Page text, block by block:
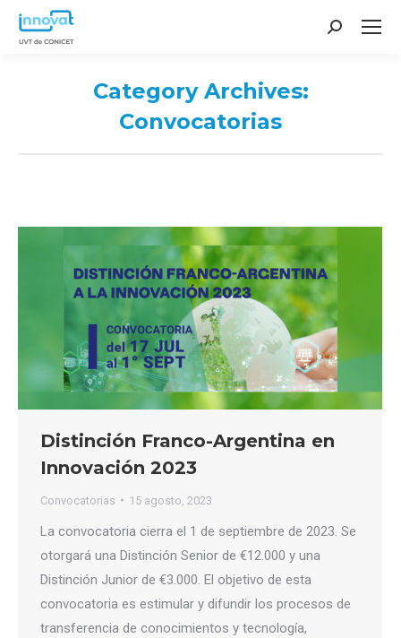
Search:
Category Archives:
Convocatorias
Distinción Franco-Argentina en
Innovación 2023
Convocatorias 15 agosto, 2023
La convocatoria cierra el 1 de septiembre de 2023. Se
otorgará una Distinción Senior de €12.000 y una
Distinción Junior de €3.000. El objetivo de esta
convocatoria es estimular y difundir los procesos de
transferencia de conocimientos y tecnología,